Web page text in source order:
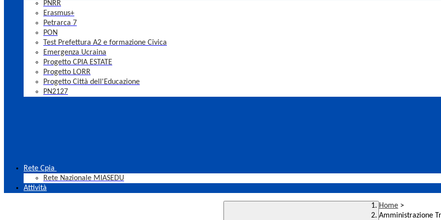
PNRR
Erasmus+
Petrarca 7
PON
Test Prefettura A2 e formazione Civica
Emergenza Ucraina
Progetto CPIA ESTATE
Progetto LORR
Progetto Città dell'Educazione
PN2127
Rete Cpia
Rete Nazionale MIASEDU
Attività
Home >
Amministrazione